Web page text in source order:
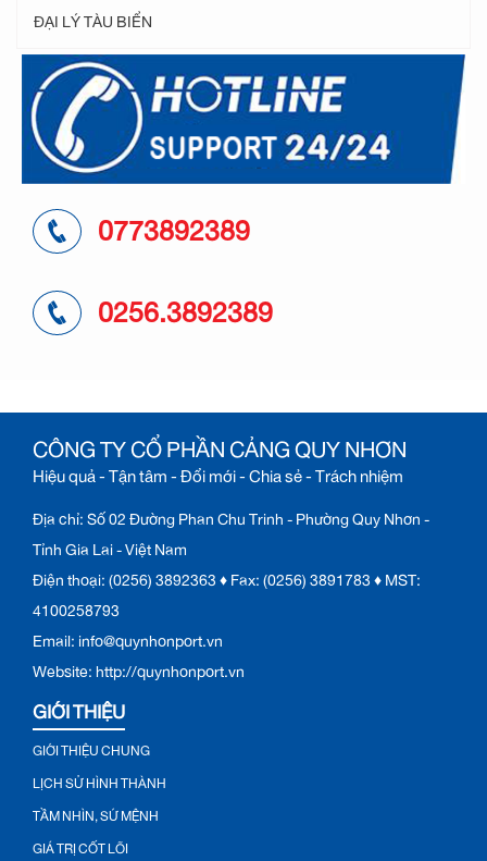
ĐẠI LÝ TÀU BIỂN
0773892389
0256.3892389
CÔNG TY CỔ PHẦN CẢNG QUY NHƠN
Hiệu quả - Tận tâm - Đổi mới - Chia sẻ - Trách nhiệm
Địa chỉ: Số 02 Đường Phan Chu Trinh - Phường Quy Nhơn -
Tỉnh Gia Lai - Việt Nam
Điện thoại: (0256) 3892363 ♦ Fax: (0256) 3891783 ♦ MST:
4100258793
Email: info@quynhonport.vn
Website: http://quynhonport.vn
GIỚI THIỆU
GIỚI THIỆU CHUNG
LỊCH SỬ HÌNH THÀNH
TẦM NHÌN, SỨ MỆNH
GIÁ TRỊ CỐT LÕI